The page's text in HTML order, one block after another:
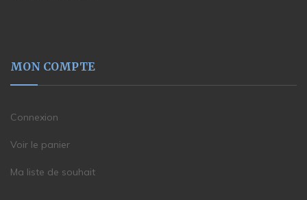
MON COMPTE
Connexion
Voir le panier
Ma liste de souhait